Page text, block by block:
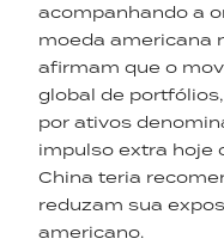
acompanhando a
moeda americana
afirmam que o
global de
por ativos
impulso extra hoje
China teria
reduzam sua
americano.